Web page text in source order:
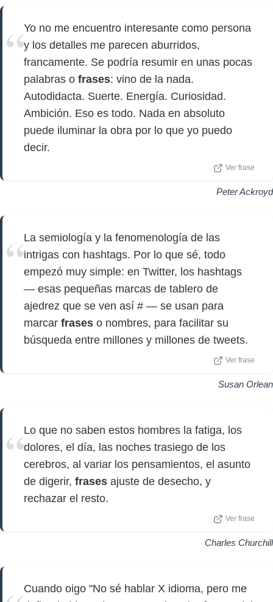
Yo no me encuentro interesante como persona
y los detalles me parecen aburridos,
francamente. Se podría resumir en unas pocas
palabras o frases: vino de la nada.
Autodidacta. Suerte. Energía. Curiosidad.
Ambición. Eso es todo. Nada en absoluto
puede iluminar la obra por lo que yo puedo
decir.
Ver frase
Peter Ackroyd
La semiología y la fenomenología de las
intrigas con hashtags. Por lo que sé, todo
empezó muy simple: en Twitter, los hashtags
— esas pequeñas marcas de tablero de
ajedrez que se ven así # — se usan para
marcar frases o nombres, para facilitar su
búsqueda entre millones y millones de tweets.
Ver frase
Susan Orlean
Lo que no saben estos hombres la fatiga, los
dolores, el día, las noches trasiego de los
cerebros, al variar los pensamientos, el asunto
de digerir, frases ajuste de desecho, y
rechazar el resto.
Ver frase
Charles Churchill
Cuando oigo "No sé hablar X idioma, pero me